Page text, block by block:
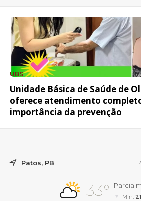
UBS
Unidade Básica de Saúde de
oferece atendimento
importância da prevenção
Patos, PB
33° Mín.